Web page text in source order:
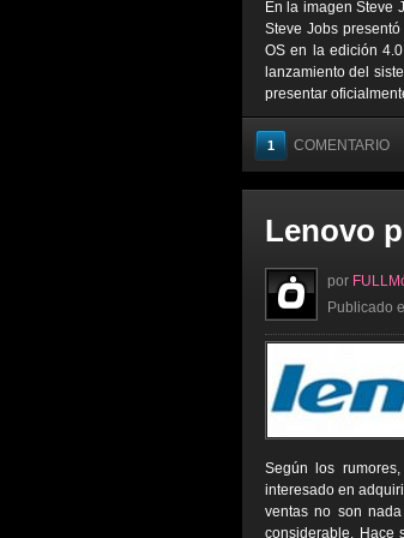
En la imagen Steve
Steve Jobs
OS en la edición
lanzamiento del
presentar
1 COMENTARIO
Lenovo
por
Publicado
Según los
interesado en
ventas no son
considerable. Hace